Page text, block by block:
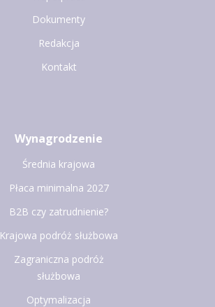
Dokumenty
Redakcja
Kontakt
Wynagrodzenie
Średnia krajowa
Płaca minimalna 2027
B2B czy zatrudnienie?
Krajowa podróż służbowa
Zagraniczna podróż
służbowa
Optymalizacja